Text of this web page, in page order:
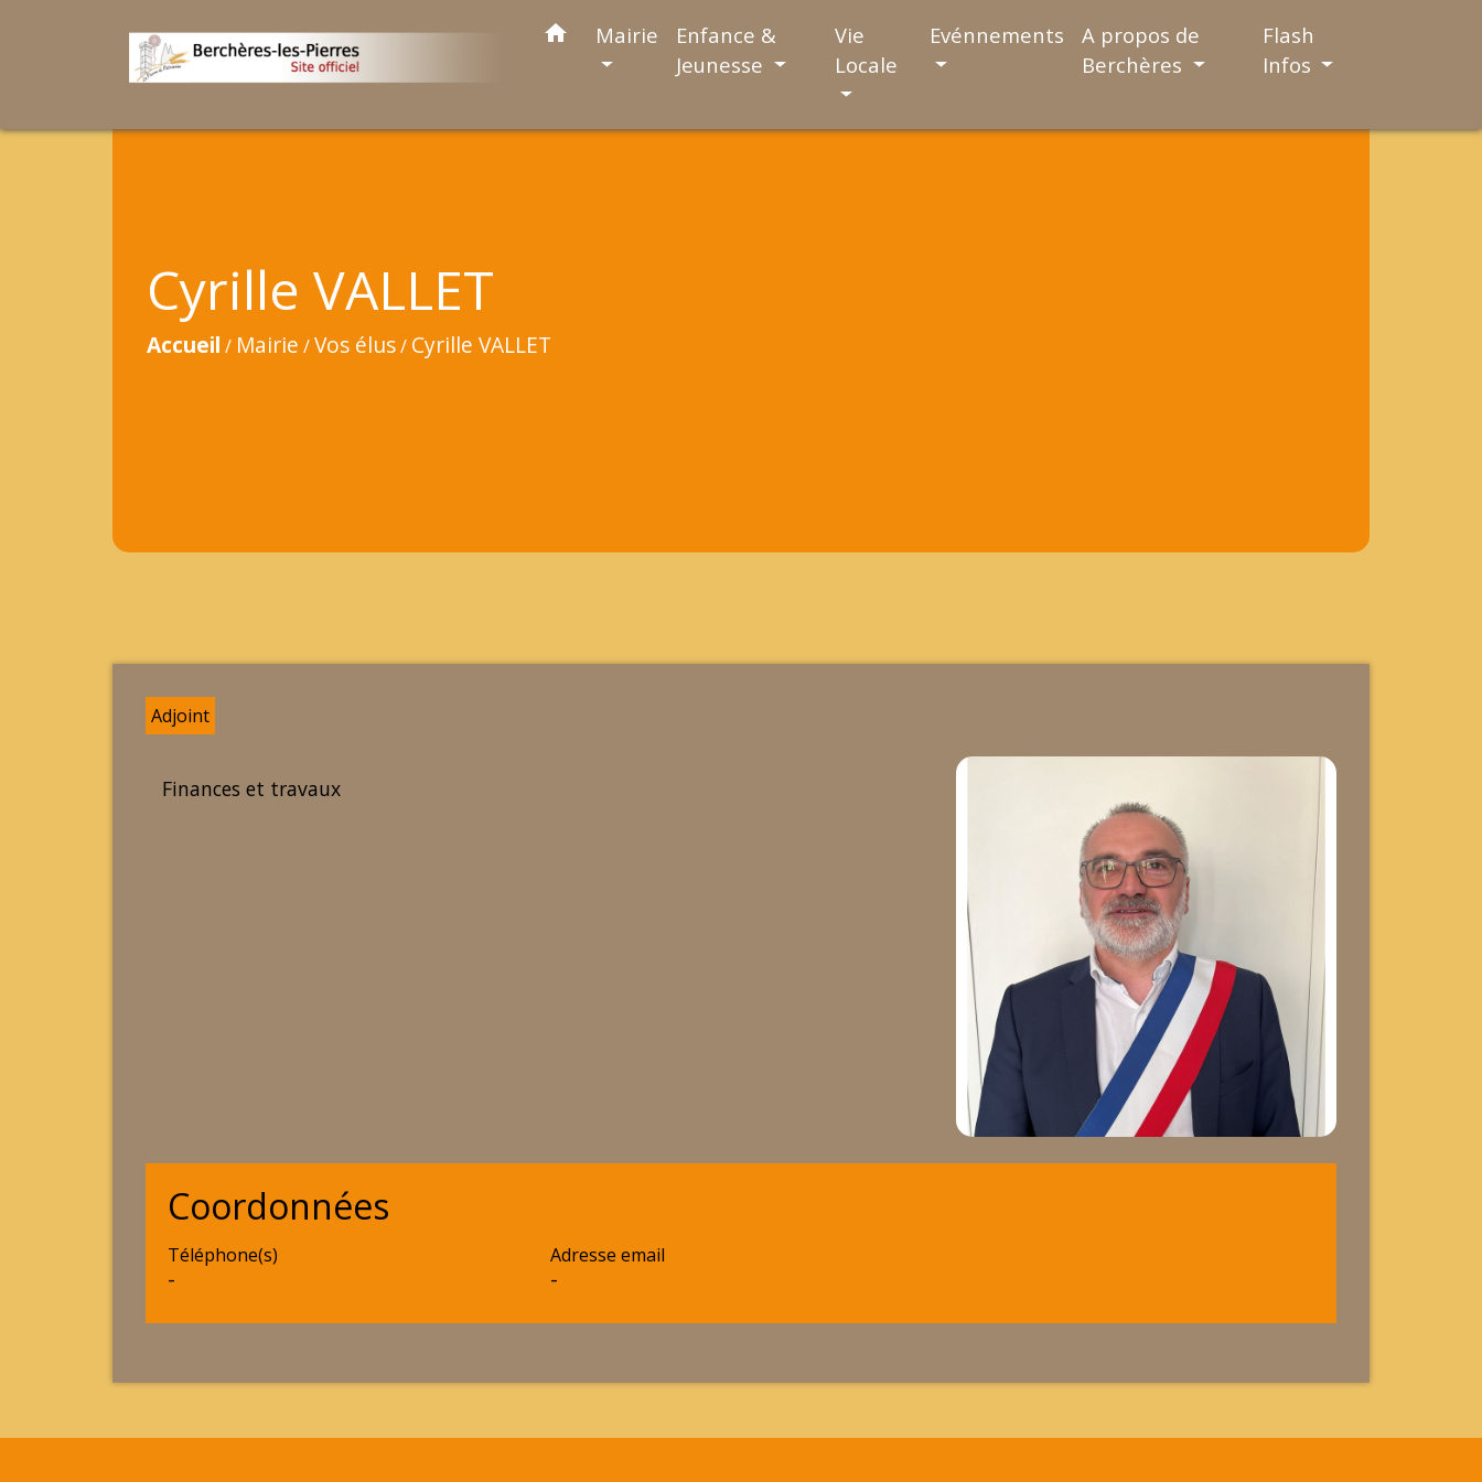
home Mairie
Enfance &
Jeunesse
Vie
Locale
Evénnements
A propos de
Berchères
Flash
Infos
Cyrille VALLET
Accueil / Mairie /Vos élus/ Cyrille VALLET
Adjoint
Finances et travaux
Coordonnées
Téléphone(s)
-
Adresse email
-